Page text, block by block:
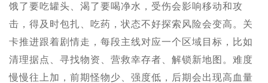
饿了要吃罐头、渴了要喝净水，受伤会影响移动和攻
击，得及时包扎、吃药，状态不好探索风险会变高。关
卡推进跟着剧情走，每段主线对应一个区域目标，比如
清理据点、寻找物资、营救幸存者、解锁新地图。难度
慢慢往上加，前期怪物少、强度低，后期会出现高血量